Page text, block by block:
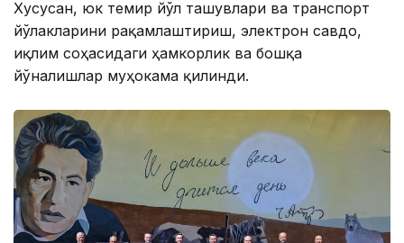
Хусусан, юк темир йўл ташувлари ва транспорт
йўлакларини рақамлаштириш, электрон савдо,
иқлим соҳасидаги ҳамкорлик ва бошқа
йўналишлар муҳокама қилинди.